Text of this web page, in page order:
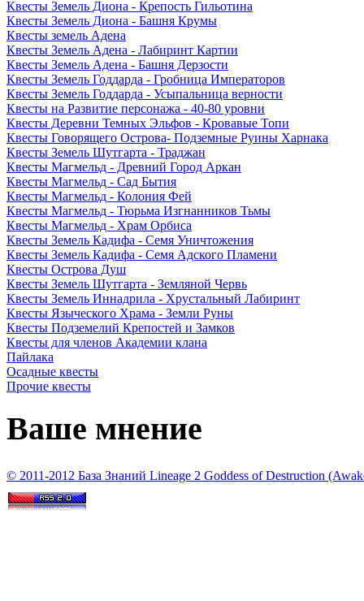
Квесты Земель Диона - Крепость Гильотина
Квесты Земель Диона - Башня Крумы
Квесты земель Адена
Квесты Земель Адена - Лабиринт Картии
Квесты Земель Адена - Башня Дерзости
Квесты Земель Годдарда - Гробница Императоров
Квесты Земель Годдарда - Усыпальница верности
Квесты на Развитие персонажа - 40-80 уровни
Квесты Деревни Темных Эльфов - Кровавые Топи
Квесты Говорящего Острова- Подземные Руины Харнака
Квесты Земель Шутгарта - Траджан
Квесты Магмельд - Древний Город Аркан
Квесты Магмельд - Сад Бытия
Квесты Магмельд - Колония Фей
Квесты Магмельд - Тюрьма Изгнанников Тьмы
Квесты Магмельд - Храм Орбиса
Квесты Земель Кадифа - Семя Уничтожения
Квесты Земель Кадифа - Семя Адского Пламени
Квесты Острова Душ
Квесты Земель Шутгарта - Земляной Червь
Квесты Земель Иннадрила - Хрустальный Лабиринт
Квесты Языческого Храма - Земли Руны
Квесты Подземелий Крепостей и Замков
Квесты для членов Академии клана
Пайлака
Осадные квесты
Прочие квесты
Ваше мнение
© 2011-2012 База Знаний Lineage 2 Goddess of Destruction